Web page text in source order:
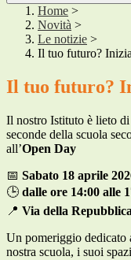
Home >
Novità >
Le notizie >
Il tuo futuro?
Il tuo futuro?
Il nostro Istituto è lieto di
seconde della scuola
all’Open Day
📅 Sabato 18 aprile
🕒 dalle ore 14:00 alle
📍 Via della
Un pomeriggio dedicato
nostra scuola, i suoi